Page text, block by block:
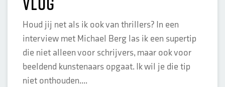
Houd jij net als ik ook van thrillers? In een
interview met Michael Berg las ik een supertip
die niet alleen voor schrijvers, maar ook voor
beeldend kunstenaars opgaat. Ik wil je die tip
niet onthouden....